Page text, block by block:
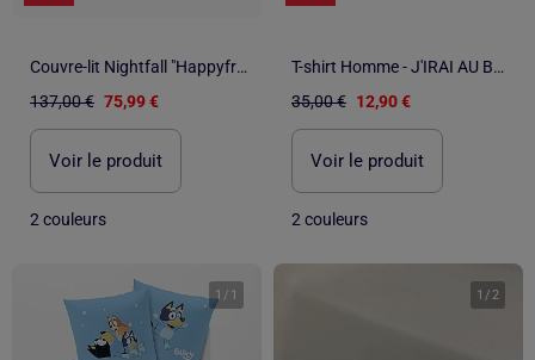
Couvre-lit Nightfall "Happyfriday
137,00 € 75,99 €
Voir le produit
2 couleurs
T-shirt Homme - J'IRAI AU BOUT DE MES REVES
35,00 € 12,90 €
Voir le produit
2 couleurs
1 / 1 1 /2